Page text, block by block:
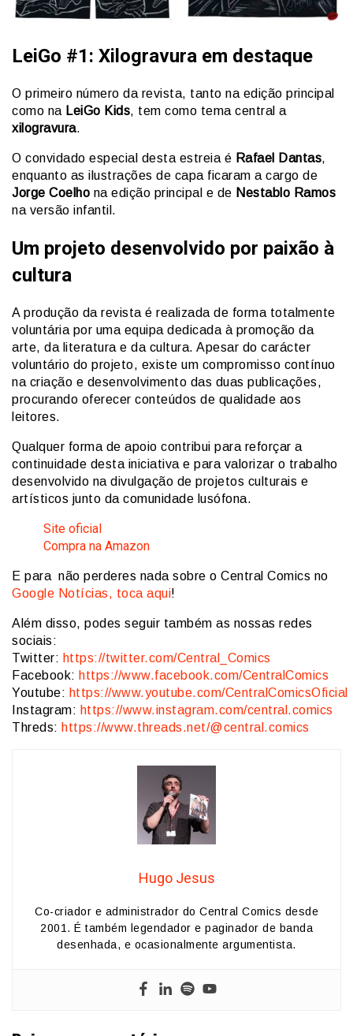
LeiGo #1: Xilogravura em destaque
O primeiro número da revista, tanto na edição principal
como na LeiGo Kids, tem como tema central a
xilogravura.
O convidado especial desta estreia é Rafael Dantas,
enquanto as ilustrações de capa ficaram a cargo de
Jorge Coelho na edição principal e de Nestablo Ramos
na versão infantil.
Um projeto desenvolvido por paixão à
cultura
A produção da revista é realizada de forma totalmente
voluntária por uma equipa dedicada à promoção da
arte, da literatura e da cultura. Apesar do carácter
voluntário do projeto, existe um compromisso contínuo
na criação e desenvolvimento das duas publicações,
procurando oferecer conteúdos de qualidade aos
leitores.
Qualquer forma de apoio contribui para reforçar a
continuidade desta iniciativa e para valorizar o trabalho
desenvolvido na divulgação de projetos culturais e
artísticos junto da comunidade lusófona.
Site oficial
Compra na Amazon
E para não perderes nada sobre o Central Comics no
Google Notícias, toca aqui!
Além disso, podes seguir também as nossas redes
sociais:
Twitter: https://twitter.com/Central_Comics
Facebook: https://www.facebook.com/CentralComics
Youtube: https://www.youtube.com/CentralComicsOficial
Instagram: https://www.instagram.com/central.comics
Threds: https://www.threads.net/@central.comics
Hugo Jesus
Co-criador e administrador do Central Comics desde
2001. É também legendador e paginador de banda
desenhada, e ocasionalmente argumentista.